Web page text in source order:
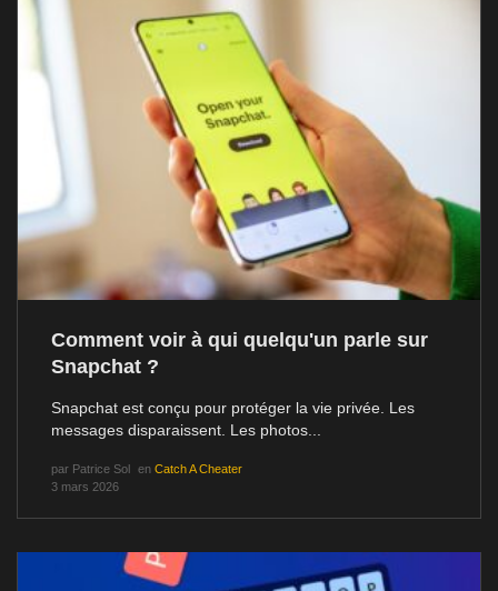
Comment voir à qui quelqu'un parle sur
Snapchat ?
Snapchat est conçu pour protéger la vie privée. Les
messages disparaissent. Les photos...
par Patrice Sol en Catch A Cheater
3 mars 2026